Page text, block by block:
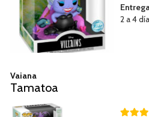
2 a 4
Vaiana
Tamatoa